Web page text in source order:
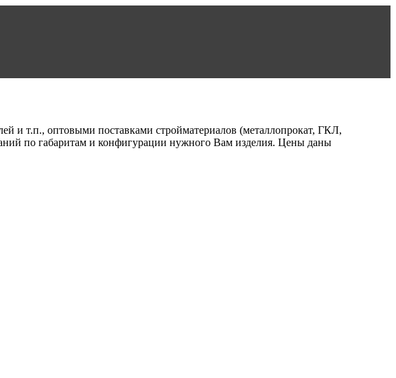
и т.п., оптовыми поставками стройматериалов (металлопрокат, ГКЛ,
по габаритам и конфигурации нужного Вам изделия. Цены даны